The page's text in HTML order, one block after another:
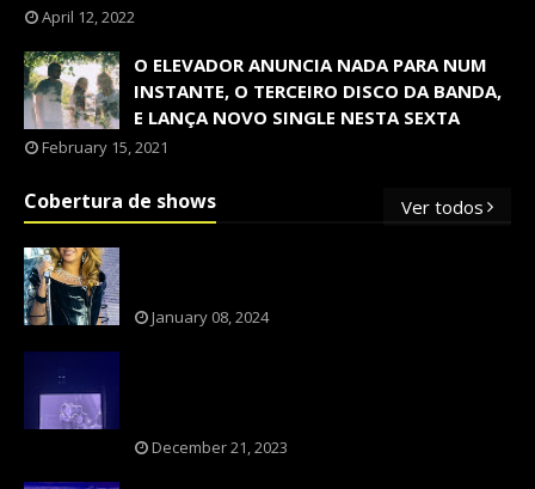
April 12, 2022
O ELEVADOR ANUNCIA NADA PARA NUM
INSTANTE, O TERCEIRO DISCO DA BANDA,
E LANÇA NOVO SINGLE NESTA SEXTA
February 15, 2021
Cobertura de shows Ver todos
January 08, 2024
December 21, 2023